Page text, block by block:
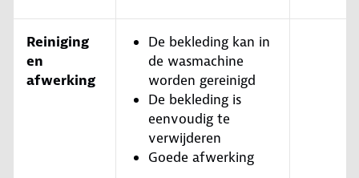
Reiniging
en
afwerking
De bekleding kan in
de wasmachine
worden gereinigd
De bekleding is
eenvoudig te
verwijderen
Goede afwerking